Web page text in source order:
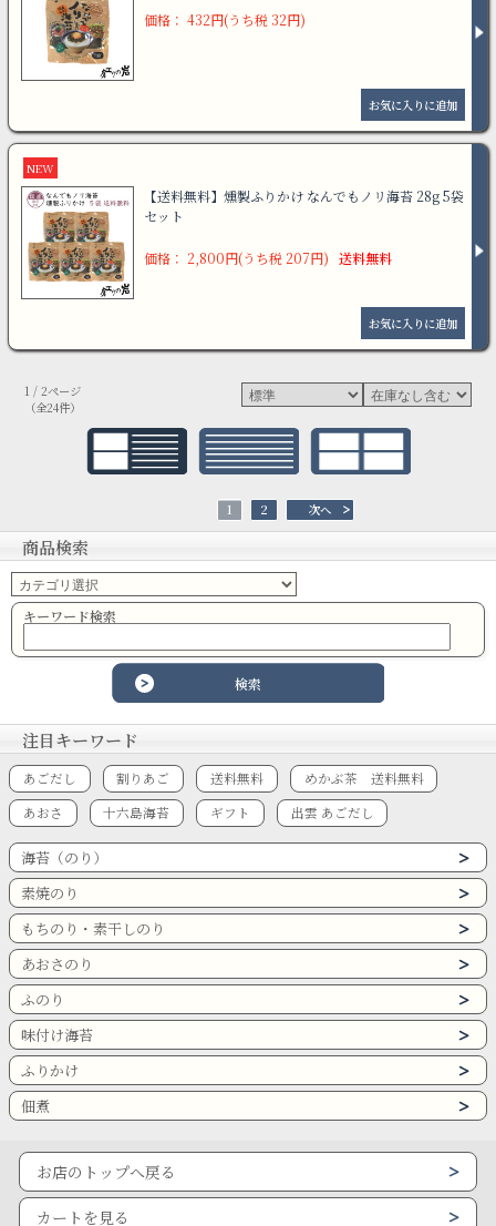
価格： 432円(うち税 32円)
NEW
【送料無料】燻製ふりかけ なんでもノリ海苔 28g 5袋
セット
価格： 2,800円(うち税 207円) 送料無料
1 / 2ページ
（全24件）
1 2 次へ
商品検索
キーワード検索
注目キーワード
あごだし 割りあご 送料無料
めかぶ茶 送料無料
あおさ
十六島海苔 ギフト 出雲 あごだし
海苔（のり）
素焼のり
もちのり・素干しのり
あおさのり
ふのり
味付け海苔
ふりかけ
佃煮
お店のトップへ戻る
カートを見る